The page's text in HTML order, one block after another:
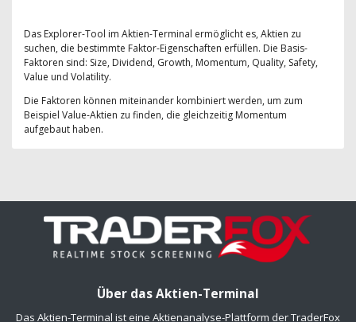
Das Explorer-Tool im Aktien-Terminal ermöglicht es, Aktien zu
suchen, die bestimmte Faktor-Eigenschaften erfüllen. Die Basis-
Faktoren sind: Size, Dividend, Growth, Momentum, Quality, Safety,
Value und Volatility.
Die Faktoren können miteinander kombiniert werden, um zum
Beispiel Value-Aktien zu finden, die gleichzeitig Momentum
aufgebaut haben.
Über das Aktien-Terminal
Das Aktien-Terminal ist eine Aktienanalyse-Plattform der TraderFox